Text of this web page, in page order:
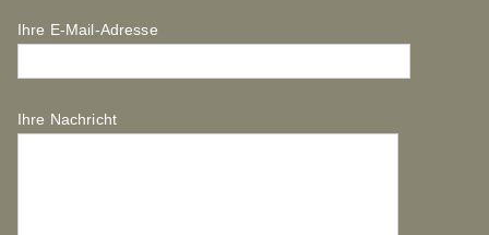
Ihre E-Mail-Adresse
Ihre Nachricht